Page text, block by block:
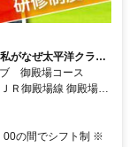
がなぜ太平洋クラブ
御殿場コース
Ｒ御殿場線 御殿場富
79分 東名高速「御殿
00の間でシフト制 ※